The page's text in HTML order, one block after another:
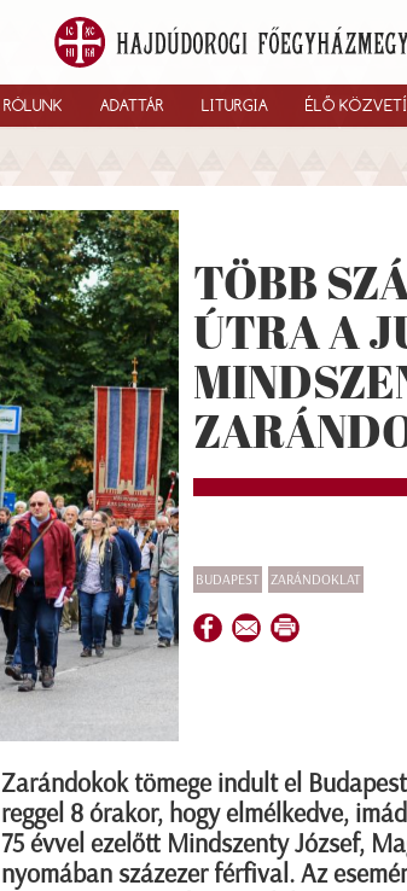
RÓLUNK ADATTÁR LITURGIA ÉLŐ
TÖBB
ÚTRA A
BUDAPEST ZARÁNDOKLAT
Zarándokok tömege indult el
reggel 8 órakor, hogy elmélkedve,
75 évvel ezelőtt Mindszenty József,
nyomában százezer férfival. Az